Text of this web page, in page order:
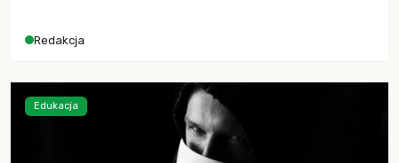
odnotowano największe tąpnięcie ODA w historii. Jakie będą
kryzysami i ubóstwem?
Redakcja
Edukacja